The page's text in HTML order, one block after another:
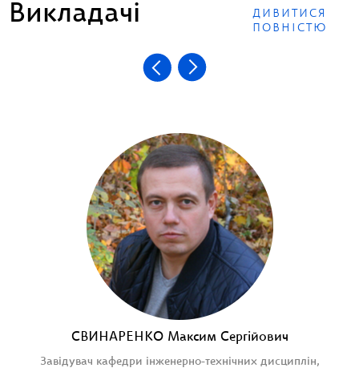
Викладачі
ДИВИТИСЯ
ПОВНІСТЮ
СВИНАРЕНКО Максим Сергійович
Завідувач кафедри інженерно-технічних дисциплін,